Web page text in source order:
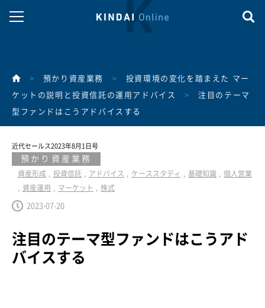
> 預かり資産業務 > 投資環境の変化を踏まえた マー
ケットの説明と投資信託の運用アドバイス > 注目のテーマ
型ファンドはこうアドバイスする
近代セールス2023年8月1日号
預かり資産業務
資産形成 投資信託 アドバイス ケーススタディ 基礎知識
個人営業
資産運用
マーケット 株式
2023-07-20
注目のテーマ型ファンドはこうアド
バイスする